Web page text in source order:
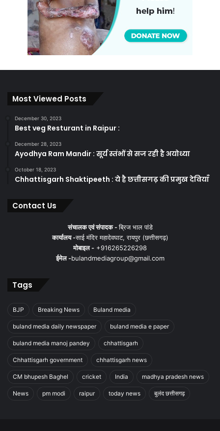
Most Viewed Posts
December 30, 2023
Best veg Resturant in Raipur :
December 28, 2023
Ayodhya Ram Mandir : सूर्य स्तंभों से सज रही है अयोध्या
October 18, 2023
Chhattisgarh Shaktipeeth : ये है छत्तीसगढ़ की प्रमुख देवियाँ
Contact Us
संचालक एवं संपादक -ब्रिज भाल पांडे
कार्यालय -साई मंदिर महादेवघाट, रायपुर (छत्तीसगढ़)
मोबाइल - +916265226298
ईमेल -bulandmediagroup@gmail.com
Tags
BJP Breaking News Buland media
buland media daily newspaper buland media e paper
buland media manoj pandey chhattisgarh
Chhattisgarh government chhattisgarh news
CM bhupesh Baghel cricket India madhya pradesh news
News pm modi raipur today news बुलंद छत्तीसगढ़